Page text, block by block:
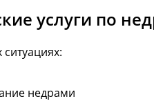
услуги по
недрами